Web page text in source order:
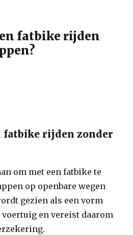
fatbike rijden
fatbike rijden zonder
om met een fatbike te
op openbare wegen
gezien als een vorm
en vereist daarom